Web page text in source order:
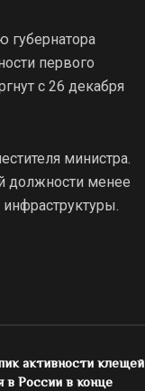
губернатора
первого
с 26 декабря
министра.
должности менее
активности клещей
в России в конце